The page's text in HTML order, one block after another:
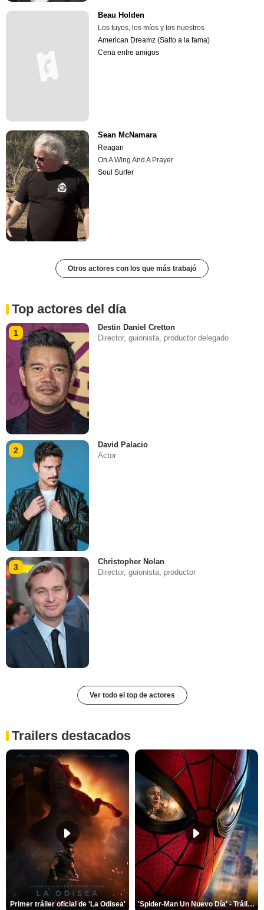
Beau Holden
Los tuyos, los míos y los nuestros
American Dreamz (Salto a la fama)
Cena entre amigos
Sean McNamara
Reagan
On A Wing And A Prayer
Soul Surfer
Otros actores con los que más trabajó
Top actores del día
1
Destin Daniel Cretton
Director, guionista, productor delegado
2
David Palacio
Actor
3
Christopher Nolan
Director, guionista, productor
Ver todo el top de actores
Trailers destacados
Primer tráiler oficial de 'La Odisea' 'Spider-Man Un Nuevo Día' - Tráiler oficial subtitulado